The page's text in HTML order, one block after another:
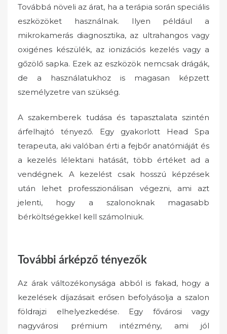
Továbbá növeli az árat, ha a terápia során speciális
eszközöket használnak. Ilyen például a
mikrokamerás diagnosztika, az ultrahangos vagy
oxigénes készülék, az ionizációs kezelés vagy a
gőzölő sapka. Ezek az eszközök nemcsak drágák,
de a használatukhoz is magasan képzett
személyzetre van szükség.
A szakemberek tudása és tapasztalata szintén
árfelhajtó tényező. Egy gyakorlott Head Spa
terapeuta, aki valóban érti a fejbőr anatómiáját és
a kezelés lélektani hatását, több értéket ad a
vendégnek. A kezelést csak hosszú képzések
után lehet professzionálisan végezni, ami azt
jelenti, hogy a szalonoknak magasabb
bérköltségekkel kell számolniuk.
További árképző tényezők
Az árak változékonysága abból is fakad, hogy a
kezelések díjazásait erősen befolyásolja a szalon
földrajzi elhelyezkedése. Egy fővárosi vagy
nagyvárosi prémium intézmény, ami jól